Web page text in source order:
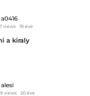
a0416
views 19 éve
a kiraly
alesi
views 20 éve